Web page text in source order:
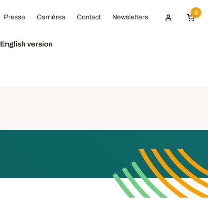
Presse Carrières Contact Newsletters
0
English version